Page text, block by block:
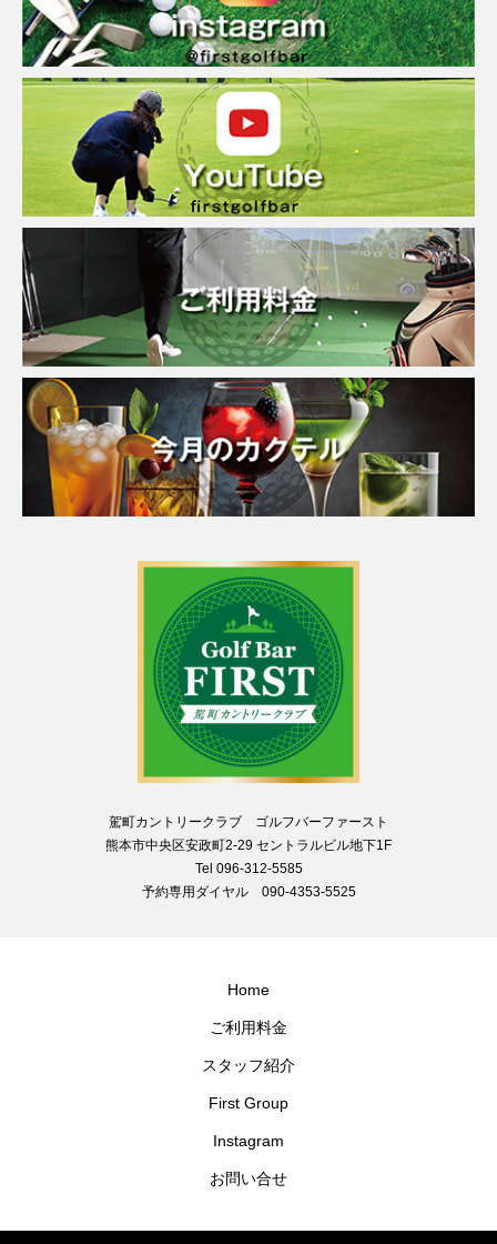
駕町カントリークラブ ゴルフバーファースト
熊本市中央区安政町2-29 セントラルビル地下1F
Tel 096-312-5585
予約専用ダイヤル 090-4353-5525
Home
ご利用料金
スタッフ紹介
First Group
Instagram
お問い合せ